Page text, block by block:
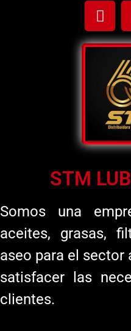
STM
Somos una
aceites, grasas,
aseo para el sector
satisfacer las
clientes.